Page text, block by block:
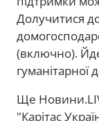
Долучитися
(включно).
гуманітарної
Ще
"Карітас